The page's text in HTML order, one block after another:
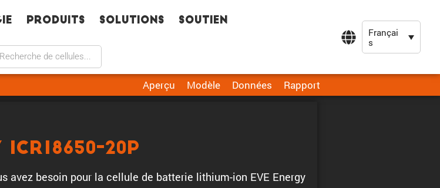
Produits Solutions Soutien
Françai
s
Aperçu Modèle Données Rapport
20P
avez besoin pour la cellule de batterie lithium-ion EVE Energy